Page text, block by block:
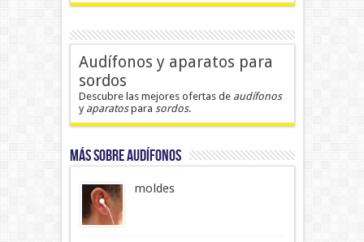
Audífonos y aparatos para
sordos
Descubre las mejores ofertas de audífonos
y aparatospara sordos.
MÁS SOBRE AUDÍFONOS
moldes